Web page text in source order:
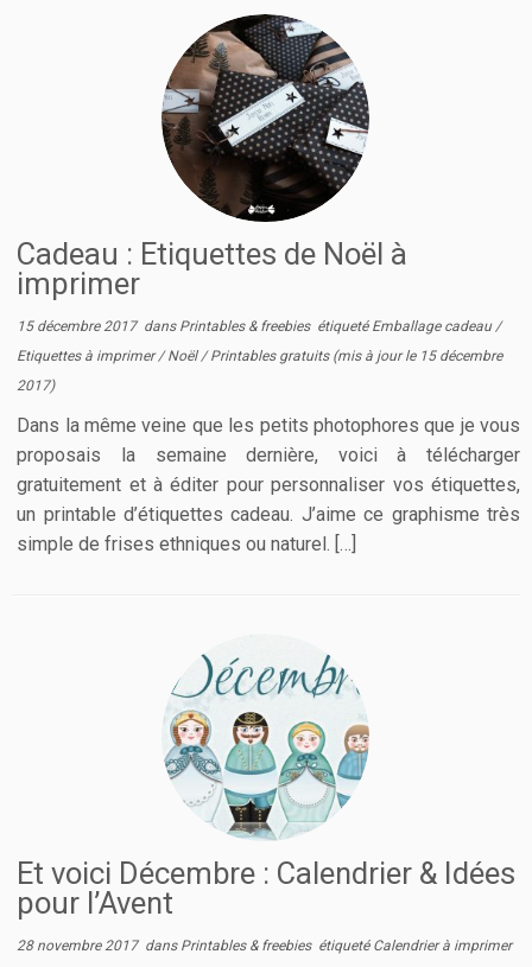
Cadeau : Etiquettes de Noël à
imprimer
15 décembre 2017dans Printables & freebies étiqueté Emballage cadeau /
Etiquettes à imprimer/Noël /Printables gratuits (mis à jour le 15 décembre
2017)
Dans la même veine que les petits photophores que je vous
proposais la semaine dernière, voici à télécharger
gratuitement et à éditer pour personnaliser vos étiquettes,
un printable d’étiquettes cadeau. J’aime ce graphisme très
simple de frises ethniques ou naturel. […]
Et voici Décembre : Calendrier & Idées
pour l’Avent
28 novembre 2017dans Printables & freebies étiqueté Calendrier à imprimer